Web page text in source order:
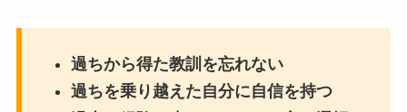
過ちから得た教訓を忘れない
過ちを乗り越えた自分に自信を持つ